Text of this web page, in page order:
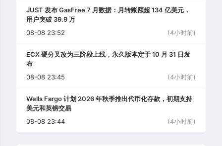
JUST 发布 GasFree 7 月数据：月转账额超 134 亿美元，
用户突破 39.9 万
08-08 23:52
(4小时前)
ECX 硬分叉改为三阶段上线，永久版本定于 10 月 31 日发
布
08-08 23:45
(4小时前)
Wells Fargo 计划 2026 年秋季推出代币化存款，初期支持
美元和英镑交易
08-08 23:44
(4小时前)